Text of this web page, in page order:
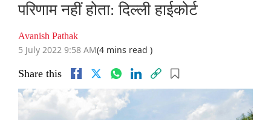
परिणाम नहीं होता: दिल्ली हाईकोर्ट
Avanish Pathak
5 July 2022 9:58 AM(4 mins read )
Share this